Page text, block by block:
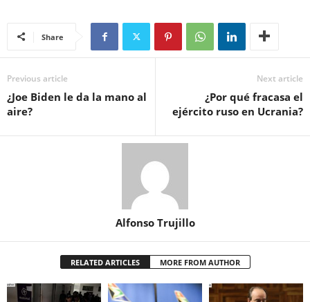
Share
Previous article
¿Joe Biden le da la mano al
aire?
Next article
¿Por qué fracasa el
ejército ruso en Ucrania?
Alfonso Trujillo
RELATED ARTICLES MORE FROM AUTHOR